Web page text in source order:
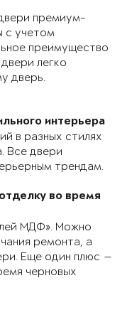
премиум-
с учетом
преимущество
легко
дверь.
интерьера
в разных стилях
Все двери
трендам.
во время
МДФ». Можно
ремонта, а
Еще один плюс —
черновых